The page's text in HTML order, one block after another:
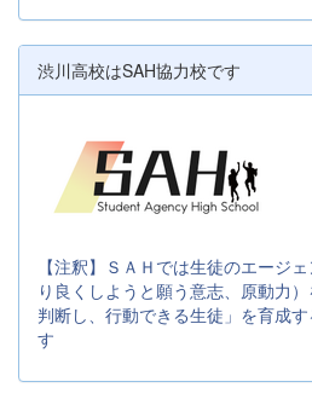
渋川高校はSAH協力校です
【注釈】ＳＡＨでは生徒のエージ
り良くしようと願う意志、原動力）
判断し、行動できる生徒」を育成
す